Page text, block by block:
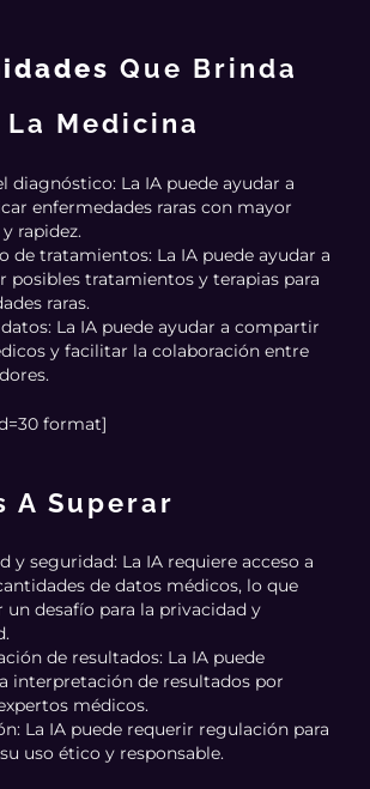
Que Brinda
La Medicina
diagnóstico: La IA puede ayudar a
enfermedades raras con mayor
rapidez.
de tratamientos: La IA puede ayudar a
posibles tratamientos y terapias para
raras.
La IA puede ayudar a compartir
y facilitar la colaboración entre
format]
A Superar
y seguridad: La IA requiere acceso a
de datos médicos, lo que
un desafío para la privacidad y
de resultados: La IA puede
interpretación de resultados por
médicos.
La IA puede requerir regulación para
uso ético y responsable.